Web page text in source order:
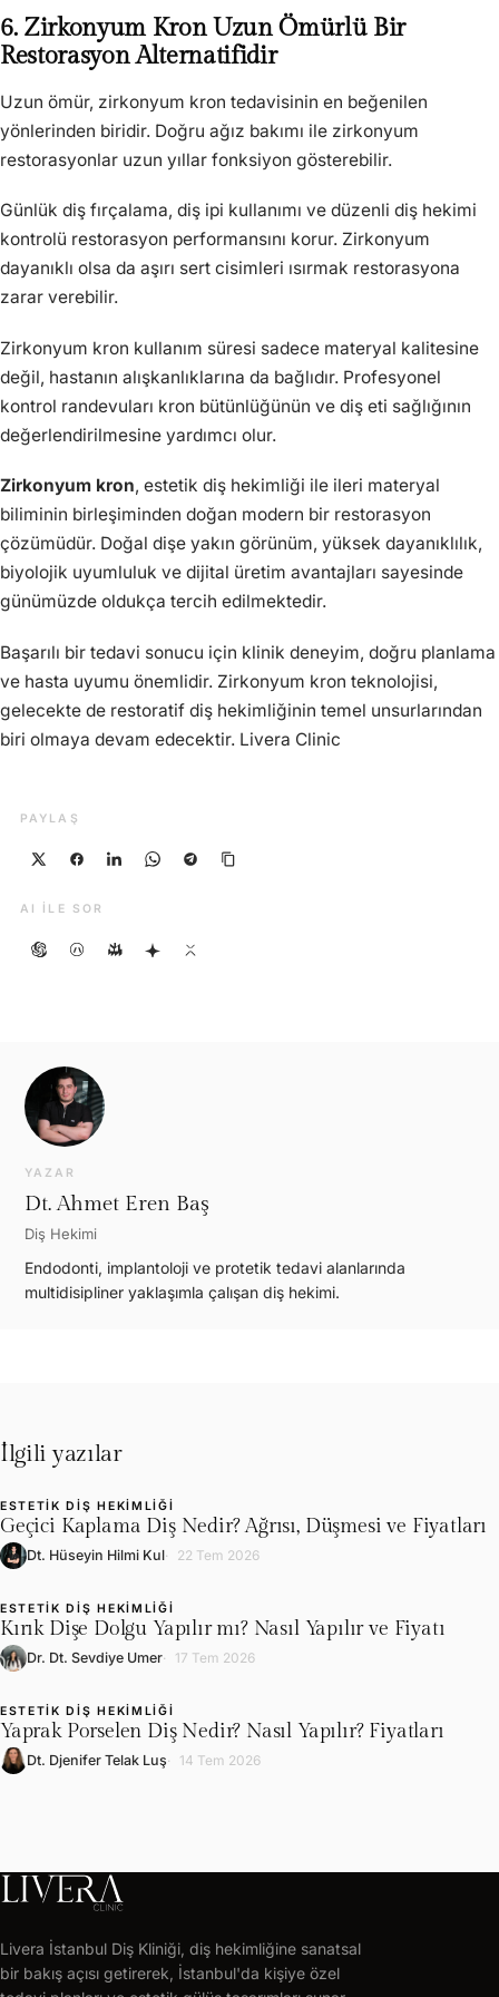
6. Zirkonyum Kron Uzun Ömürlü Bir
Restorasyon Alternatifidir
Uzun ömür, zirkonyum kron tedavisinin en beğenilen
yönlerinden biridir. Doğru ağız bakımı ile zirkonyum
restorasyonlar uzun yıllar fonksiyon gösterebilir.
Günlük diş fırçalama, diş ipi kullanımı ve düzenli diş hekimi
kontrolü restorasyon performansını korur. Zirkonyum
dayanıklı olsa da aşırı sert cisimleri ısırmak restorasyona
zarar verebilir.
Zirkonyum kron kullanım süresi sadece materyal kalitesine
değil, hastanın alışkanlıklarına da bağlıdır. Profesyonel
kontrol randevuları kron bütünlüğünün ve diş eti sağlığının
değerlendirilmesine yardımcı olur.
Zirkonyum kron, estetik diş hekimliği ile ileri materyal
biliminin birleşiminden doğan modern bir restorasyon
çözümüdür. Doğal dişe yakın görünüm, yüksek dayanıklılık,
biyolojik uyumluluk ve dijital üretim avantajları sayesinde
günümüzde oldukça tercih edilmektedir.
Başarılı bir tedavi sonucu için klinik deneyim, doğru planlama
ve hasta uyumu önemlidir. Zirkonyum kron teknolojisi,
gelecekte de restoratif diş hekimliğinin temel unsurlarından
biri olmaya devam edecektir. Livera Clinic
PAYLAŞ
AI ILE SOR
YAZAR
Dt. Ahmet Eren Baş
Diş Hekimi
Endodonti, implantoloji ve protetik tedavi alanlarında
multidisipliner yaklaşımla çalışan diş hekimi.
İlgili yazılar
L
ESTETIK DIŞ HEKIMLIĞI
Geçici Kaplama Diş Nedir? Ağrısı, Düşmesi ve Fiyatları
Dt. Hüseyin Hilmi Kul 22 Tem 2026
L
ESTETIK DIŞ HEKIMLIĞI
Kırık Dişe Dolgu Yapılır mı? Nasıl Yapılır ve Fiyatı
Dr. Dt. Sevdiye Umer 17 Tem 2026
L
ESTETIK DIŞ HEKIMLIĞI
Yaprak Porselen Diş Nedir? Nasıl Yapılır? Fiyatları
Dt. Djenifer Telak Luş 14 Tem 2026
CLINIC
Ücretsiz
Livera İstanbul Diş Kliniği, diş hekimliğine sanatsal
bir bakış açısı getirerek, İstanbul'da kişiye özel